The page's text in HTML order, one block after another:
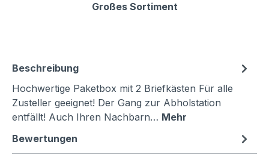
Großes Sortiment
Beschreibung
Hochwertige Paketbox mit 2 Briefkästen Für alle
Zusteller geeignet! Der Gang zur Abholstation
entfällt! Auch Ihren Nachbarn… Mehr
Bewertungen